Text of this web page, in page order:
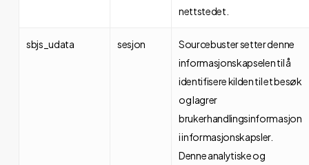
nettstedet.
sbjs_udata sesjon
Sourcebuster setter denne
informasjonskapselen til å
identifisere kilden til et besøk
og lagrer
brukerhandlingsinformasjon
i informasjonskapsler.
Denne analytiske og